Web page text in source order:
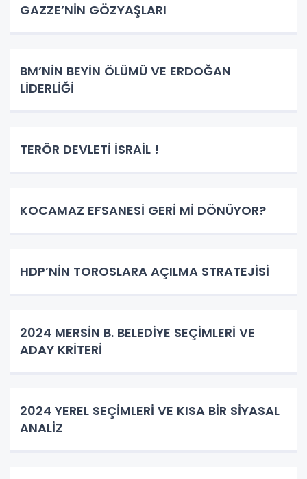
GAZZE’NİN GÖZYAŞLARI
BM’NİN BEYİN ÖLÜMÜ VE ERDOĞAN
LİDERLİĞİ
TERÖR DEVLETİ İSRAİL !
KOCAMAZ EFSANESİ GERİ Mİ DÖNÜYOR?
HDP’NİN TOROSLARA AÇILMA STRATEJİSİ
2024 MERSİN B. BELEDİYE SEÇİMLERİ VE
ADAY KRİTERİ
2024 YEREL SEÇİMLERİ VE KISA BİR SİYASAL
ANALİZ